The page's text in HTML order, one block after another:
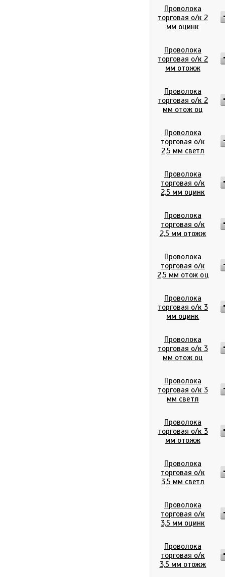
Проволока
торговая о/к 2
мм оцинк
Проволока
торговая о/к 2
мм отожж
Проволока
торговая о/к 2
мм отож оц
Проволока
торговая о/к
2,5 мм светл
Проволока
торговая о/к
2,5 мм оцинк
Проволока
торговая о/к
2,5 мм отожж
Проволока
торговая о/к
2,5 мм отож оц
Проволока
торговая о/к 3
мм оцинк
Проволока
торговая о/к 3
мм отож оц
Проволока
торговая о/к 3
мм светл
Проволока
торговая о/к 3
мм отожж
Проволока
торговая о/к
3,5 мм светл
Проволока
торговая о/к
3,5 мм оцинк
Проволока
торговая о/к
3,5 мм отожж